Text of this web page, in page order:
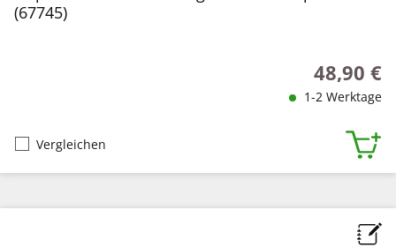
(67745)
Regulärer
48,90 €
1-2 Werktage
Vergleichen